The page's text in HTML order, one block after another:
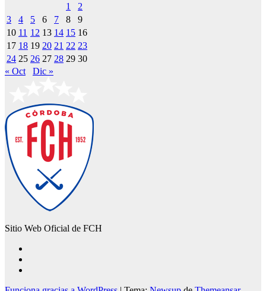
1
2
3
4 5 6 7 8
9
10 11 12 13 14 15 16
17 18 19 20 21 22 23
24 25 26 27 28 29 30
« Oct
Dic »
Sitio Web Oficial de FCH